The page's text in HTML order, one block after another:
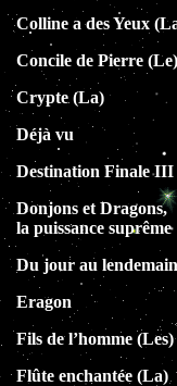
Colline a des Yeux
Concile de Pierre (Le)
Crypte (La)
Déjà vu
Destination Finale III
Donjons et Dragons,
la puissance suprême
Du jour au
Eragon
Fils de l’homme (Les)
Flûte enchantée (La)